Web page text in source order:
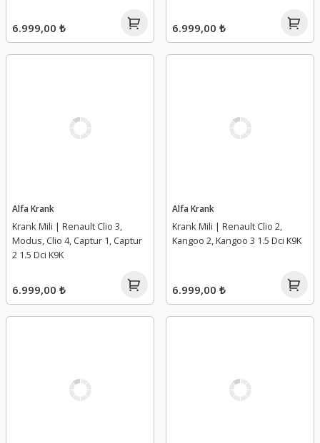
6.999,00 ₺ 6.999,00 ₺
Alfa Krank
Krank Mili | Renault Clio 3,
Modus, Clio 4, Captur 1, Captur
2 1.5 Dci K9K
6.999,00 ₺
Alfa Krank
Krank Mili | Renault Clio 2,
Kangoo 2, Kangoo 3 1.5 Dci K9K
6.999,00 ₺